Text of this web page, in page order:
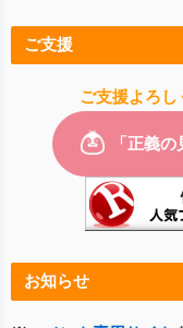
ご支援
ご支援よろ
お知らせ